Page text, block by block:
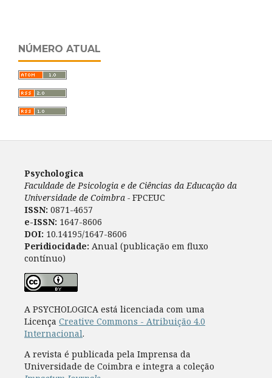
NÚMERO ATUAL
Psychologica
Faculdade de Psicologia e de Ciências da Educação da
Universidade de Coimbra - FPCEUC
ISSN: 0871-4657
e-ISSN: 1647-8606
DOI: 10.14195/1647-8606
Peridiocidade: Anual (publicação em fluxo
contínuo)
A PSYCHOLOGICA está licenciada com uma
Licença Creative Commons - Atribuição 4.0
Internacional.
A revista é publicada pela Imprensa da
Universidade de Coimbra e integra a coleção